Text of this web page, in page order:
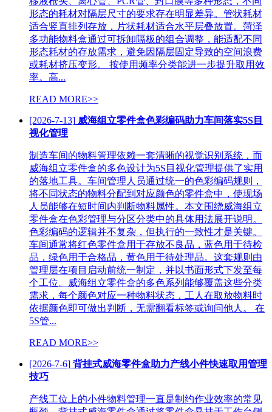
形态的耗材对隔层尺寸的要求存在明显差异。管状耗材
适合竖直排列存放，片状耗材适合水平层叠放置。菏泽
多功能物料盒通过可拆卸隔板的组合调整，能适配不同
形态耗材的存放需求，避免因隔层固定导致的空间浪费
或耗材挤压变形。 按使用频率分类能进一步提升取用效
率。高...
READ MORE>>
[2026-7-13] 威海组立零件盒色彩编码助力车间落实5S目
视化管理
制造车间的物料管理依赖一套清晰的视觉识别系统，而
威海组立零件盒的多色设计为5S目视化管理提供了实用
的落地工具。车间管理人员通过统一的色彩编码规则，
将不同状态的物料分配到对应颜色的零件盒中，使现场
人员能够在短时间内判断物料属性。本文围绕威海组立
零件盒在色彩管理与分区分类中的具体用法展开说明。
色彩编码的逻辑并不复杂，但执行的一致性才是关键。
车间通常将红色零件盒用于存放不良品，蓝色用于待检
品，绿色用于合格品，黄色用于待处理品。这套规则由
管理层在项目启动前统一制定，并以书面形式下发至每
个工位。威海组立零件盒的多色系列能够覆盖这些分类
需求，每个颜色对应一种物料状态，工人在取放物料时
依据颜色即可做出判断，无需翻看标签或询问他人。 在
5S管...
READ MORE>>
[2026-7-6] 背挂式威海零件盒助力产线小件快速取用管理
技巧
产线工位上的小件物料管理一直是制约作业效率的常见